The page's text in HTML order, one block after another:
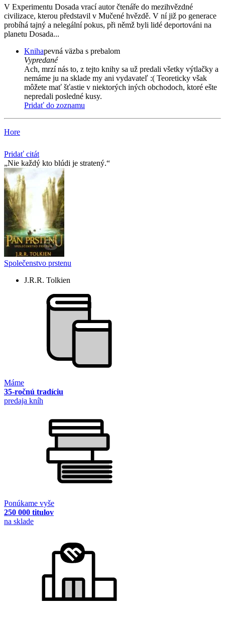
V Experimentu Dosada vrací autor čtenáře do mezihvězdné
civilizace, kterou představil v Mučené hvězdě. V ní již po generace
probíhá tajný a nelegální pokus, při němž byli lidé deportováni na
planetu Dosada...
Knihapevná väzba s prebalom
Vypredané
Ach, mrzí nás to, z tejto knihy sa už predali všetky výtlačky a
nemáme ju na sklade my ani vydavateľ :( Teoreticky však
môžete mať šťastie v niektorých iných obchodoch, ktoré ešte
nepredali posledné kusy.
Pridať do zoznamu
Hore
Pridať citát
Nie každý kto blúdi je stratený.
Společenstvo prstenu
J.R.R. Tolkien
Máme
35-ročnú tradíciu
predaja kníh
Ponúkame vyše
250 000 titulov
na sklade